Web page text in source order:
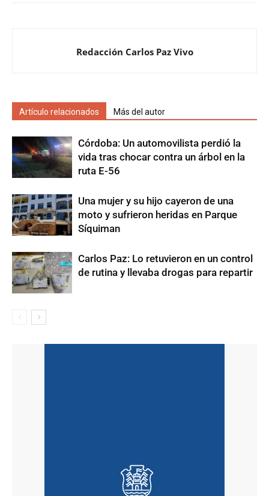
Redacción Carlos Paz Vivo
Artículo relacionados Más del autor
Córdoba: Un automovilista perdió la
vida tras chocar contra un árbol en la
ruta E-56
Una mujer y su hijo cayeron de una
moto y sufrieron heridas en Parque
Síquiman
Carlos Paz: Lo retuvieron en un control
de rutina y llevaba drogas para repartir